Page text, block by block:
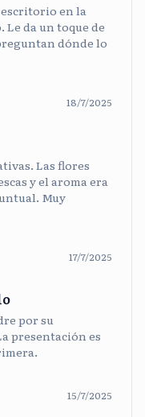
en la
da un toque de
dónde lo
18/7/2025
Las flores
y el aroma era
Muy
17/7/2025
por su
presentación es
15/7/2025